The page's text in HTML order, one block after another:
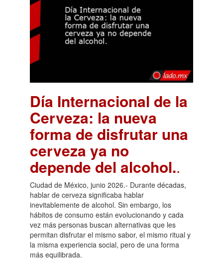
Día Internacional de la
Cerveza: la nueva
forma de disfrutar una
cerveza ya no
depende del alcohol..
Ciudad de México, junio 2026.- Durante décadas,
hablar de cerveza significaba hablar
inevitablemente de alcohol. Sin embargo, los
hábitos de consumo están evolucionando y cada
vez más personas buscan alternativas que les
permitan disfrutar el mismo sabor, el mismo ritual y
la misma experiencia social, pero de una forma
más equilibrada.